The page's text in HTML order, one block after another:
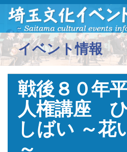
イベント情報
戦後８０年
人権講座
しばい ～花